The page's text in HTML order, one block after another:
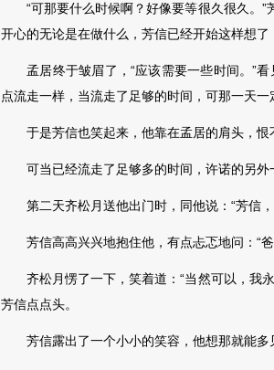
“可那要什么时候啊？好像要等很久很久。”
开心的无论是在做什么，芳信已经开始这样想了
孟居终于皱眉了，“应该需要一些时间。”看
点流走一样，当流走了足够的时间，可那一天一
于是芳信也笑起来，他靠在孟居的肩头，恨
可当已经流走了足够多的时间，许诺的另外
第二天齐松月送他出门时，同他说：“芳信，
芳信高高兴兴地抱住他，有点忐忑地问：“爸
齐松月愣了一下，笑着道：“当然可以，我永
芳信点点头。
芳信露出了一个小小的笑容，他想那就能多